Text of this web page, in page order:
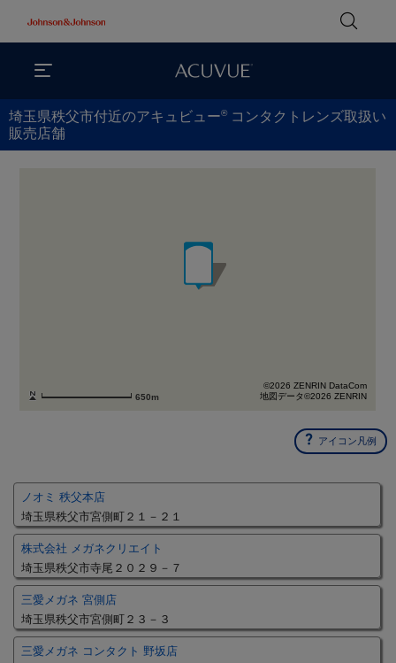
埼玉県秩父市付近のアキュビュー® コンタクトレンズ取扱い
販売店舗
650m
©2026 ZENRIN DataCom
地図データ©2026 ZENRIN
アイコン凡例
ノオミ 秩父本店
埼玉県秩父市宮側町２１－２１
株式会社 メガネクリエイト
埼玉県秩父市寺尾２０２９－７
三愛メガネ 宮側店
埼玉県秩父市宮側町２３－３
三愛メガネ コンタクト 野坂店